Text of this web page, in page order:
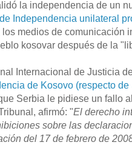
la independencia de un
Independencia unilateral
los medios de comunicación
kosovar después de la
Internacional de Justicia
de Kosovo (respecto
Serbia le pidiese un fallo
afirmó: "El derecho
sobre las
del 17 de febrero de